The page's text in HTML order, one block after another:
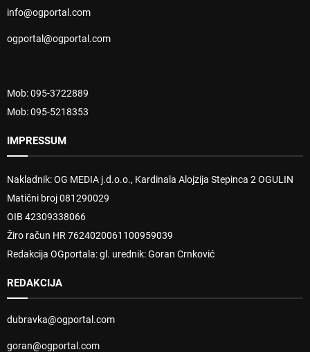
info@ogportal.com
ogportal@ogportal.com
Mob: 095-3722889
Mob: 095-5218353
IMPRESSUM
Nakladnik: OG MEDIA j.d.o.o., Kardinala Alojzija Stepinca 2 OGULIN
Matični broj 081290029
OIB 42309338066
Žiro račun HR 7624020061100959039
Redakcija OGportala: gl. urednik: Goran Crnković
REDAKCIJA
dubravka@ogportal.com
goran@ogportal.com